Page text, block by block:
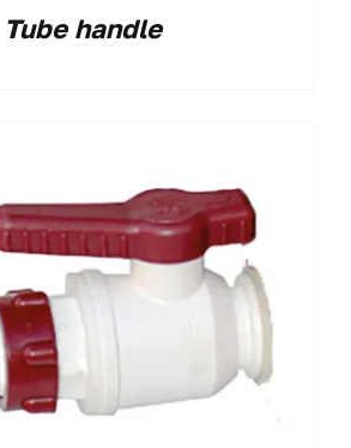
Tube handle